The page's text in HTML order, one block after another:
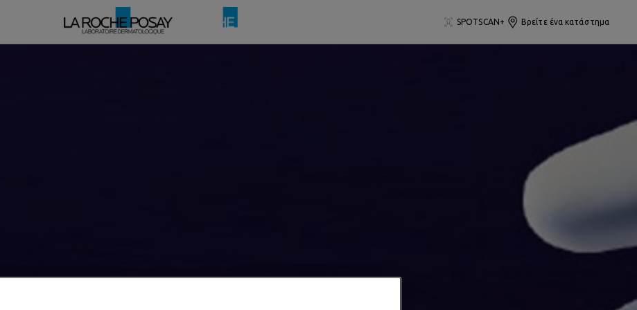
SPOTSCAN+ Βρείτε ένα κατάστημα